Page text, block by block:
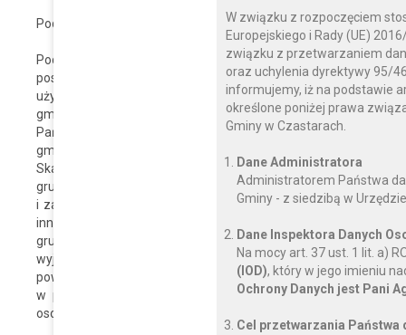
Podatek rolny
Podatnikami podatku rolnego są osoby fizyczne, osoby
posiadające osobowości prawnej, które: są właścicielami
użytkownikami wieczystymi gruntów są posiadaczami
gminy – jeżeli posiadanie wynika z umowy zawartej z
Państwa lub z innego tytułu prawnego są posiadaczami
gminy bez tytułu prawnego, wyjątkiem gruntów
Skarbu Państwa lub będących w zarządzie Lasów
grunty sklasyfikowane w ewidencji gruntów i budynków
i zakrzewione na użytkach rolnych, z wyjątkiem gruntów
innej niż działalnośc rolnicza. Za gospodarstwo rolne uważa
gruntów i budynków jako użytki rolne lub jako grunty
wyjątkiem gruntów zajętych na prowadzenie działalności
powierzchni przekraczającej 1 ha lub 1 ha przeliczeniowy,
w posiadaniu osoby fizycznej, osoby prawnej albo jednostki
osobowości prawnej.
W związku z rozpoczęciem
Europejskiego i Rady (UE)
związku z przetwarzaniem
oraz uchylenia dyrektywy 95/
informujemy, iż na podstawie
określone poniżej prawa
Gminy w Czastarach.
Dane Administratora
Administratorem Państwa
Gminy - z siedzibą w
Dane Inspektora Danych
Na mocy art. 37 ust. 1 lit. a)
(IOD), który w jego imieniu
Ochrony Danych jest Pani
Cel przetwarzania Państwa